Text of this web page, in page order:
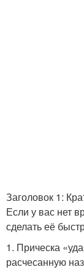
Заголовок 1:
Если у вас нет
сделать её
1. Прическа
расчесанную